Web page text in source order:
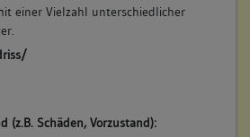
einer Vielzahl unterschiedlicher
(z.B. Schäden, Vorzustand):